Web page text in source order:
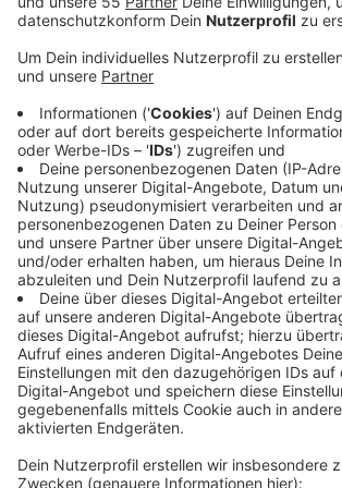
Anzeige
Gestern Abend haben bereits rund 1000
verstorbenen Tiere gedacht bei einer
Trauerversammlung. Morgen wird es
eine Mahnwache am Zoo gegeben - von
30. Auch die Polizei wird vor Ort sein.
schon die ganzen letzten Tage. Um
abzuschrecken läuft die Polizei auch
Wochenende regelmäßig im Zoo
Brand des Affenhauses waren über 30
gestorben. Ausgelöst wurde das Feuer
Himmelslaterne. Drei Krefelderinnen
verantworten.